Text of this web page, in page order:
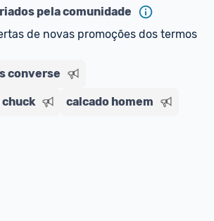
N Card, clique aqui.
: A partir de 2 dias úteis.*
pela comunidade
de novas promoções dos termos
converse
calcado homem